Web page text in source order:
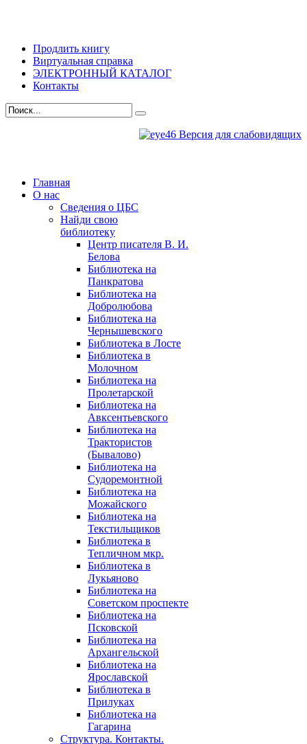
Продлить книгу
Виртуальная справка
ЭЛЕКТРОННЫЙ КАТАЛОГ
Контакты
Версия для слабовидящих
Главная
О нас
Сведения о ЦБС
Найди свою
библиотеку
Центр писателя В. И.
Белова
Библиотека на
Панкратова
Библиотека на
Добролюбова
Библиотека на
Чернышевского
Библиотека в Лосте
Библиотека в
Молочном
Библиотека на
Пролетарской
Библиотека на
Авксентьевского
Библиотека на
Трактористов
(Бывалово)
Библиотека на
Судоремонтной
Библиотека на
Можайского
Библиотека на
Текстильщиков
Библиотека в
Тепличном мкр.
Библиотека в
Лукьяново
Библиотека на
Советском проспекте
Библиотека на
Псковской
Библиотека на
Архангельской
Библиотека на
Ярославской
Библиотека в
Прилуках
Библиотека на
Гагарина
Структура. Контакты.